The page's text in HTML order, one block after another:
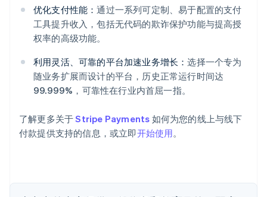
优化支付性能：通过一系列可定制、易于配置的支付
工具提升收入，包括无代码的欺诈保护功能与提高授
权率的高级功能。
利用灵活、可靠的平台加速业务增长：选择一个专为
随业务扩展而设计的平台，历史正常运行时间达
99.999%，可靠性在行业内首屈一指。
了解更多关于Stripe Payments 如何为您的线上与线下
付款提供支持的信息，或立即开始使用。
爱尔兰
English
爱沙尼亚
English
奥地利
DeutschEnglish
澳大利亚
English
Português English
保加利亚
English